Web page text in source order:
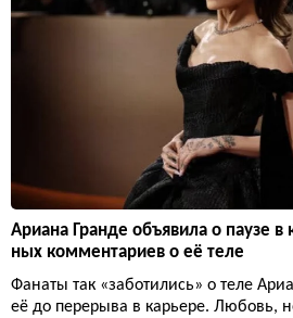
Ариана Гранде объявила о паузе в
ных комментариев о её теле
Фанаты так «заботились» о теле
её до перерыва в карьере. Любовь,